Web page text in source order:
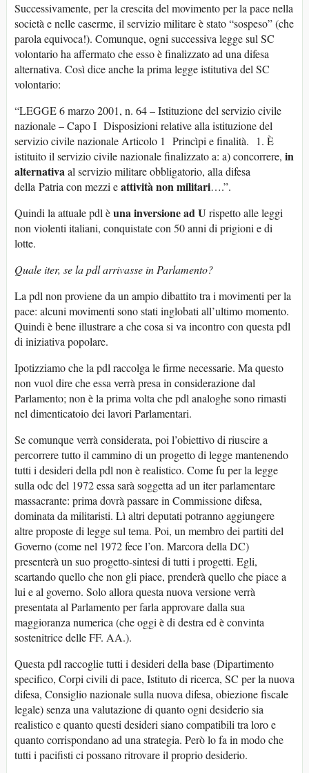
Successivamente, per la crescita del movimento per la pace nella
società e nelle caserme, il servizio militare è stato “sospeso” (che
parola equivoca!). Comunque, ogni successiva legge sul SC
volontario ha affermato che esso è finalizzato ad una difesa
alternativa. Così dice anche la prima legge istitutiva del SC
volontario:
“LEGGE 6 marzo 2001, n. 64 – Istituzione del servizio civile
nazionale – Capo I Disposizioni relative alla istituzione del
servizio civile nazionale Articolo 1 Princìpi e finalità. 1. È
istituito il servizio civile nazionale finalizzato a: a) concorrere, in
alternativaal servizio militare obbligatorio, alla difesa
della Patria con mezzi eattività non militari….”.
Quindi la attuale pdl èuna inversione ad U rispetto alle leggi
non violenti italiani, conquistate con 50 anni di prigioni e di
lotte.
Quale iter, se la pdl arrivasse in Parlamento?
La pdl non proviene da un ampio dibattito tra i movimenti per la
pace: alcuni movimenti sono stati inglobati all’ultimo momento.
Quindi è bene illustrare a che cosa si va incontro con questa pdl
di iniziativa popolare.
Ipotizziamo che la pdl raccolga le firme necessarie. Ma questo
non vuol dire che essa verrà presa in considerazione dal
Parlamento; non è la prima volta che pdl analoghe sono rimasti
nel dimenticatoio dei lavori Parlamentari.
Se comunque verrà considerata, poi l’obiettivo di riuscire a
percorrere tutto il cammino di un progetto di legge mantenendo
tutti i desideri della pdl non è realistico. Come fu per la legge
sulla odc del 1972 essa sarà soggetta ad un iter parlamentare
massacrante: prima dovrà passare in Commissione difesa,
dominata da militaristi. Lì altri deputati potranno aggiungere
altre proposte di legge sul tema. Poi, un membro dei partiti del
Governo (come nel 1972 fece l’on. Marcora della DC)
presenterà un suo progetto-sintesi di tutti i progetti. Egli,
scartando quello che non gli piace, prenderà quello che piace a
lui e al governo. Solo allora questa nuova versione verrà
presentata al Parlamento per farla approvare dalla sua
maggioranza numerica (che oggi è di destra ed è convinta
sostenitrice delle FF. AA.).
Questa pdl raccoglie tutti i desideri della base (Dipartimento
specifico, Corpi civili di pace, Istituto di ricerca, SC per la nuova
difesa, Consiglio nazionale sulla nuova difesa, obiezione fiscale
legale) senza una valutazione di quanto ogni desiderio sia
realistico e quanto questi desideri siano compatibili tra loro e
quanto corrispondano ad una strategia. Però lo fa in modo che
tutti i pacifisti ci possano ritrovare il proprio desiderio.